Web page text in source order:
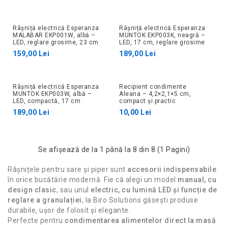
Râșniță electrică Esperanza
MALABAR EKP001W, albă –
LED, reglare grosime, 23 cm
159,00 Lei
Râșniță electrică Esperanza
MUNTOK EKP003K, neagră –
LED, 17 cm, reglare grosime
189,00 Lei
Râșniță electrică Esperanza
MUNTOK EKP003W, albă –
LED, compactă, 17 cm
189,00 Lei
Recipient condimente
Aleana – 4,2×2,1×5 cm,
compact și practic
10,00 Lei
Se afişează de la 1 până la 8 din 8 (1 Pagini)
Râșnițele pentru sare și piper sunt accesorii indispensabile
în orice bucătărie modernă. Fie că alegi un model manual, cu
design clasic, sau unul electric, cu lumină LED și funcție de
reglare a granulației, la Biro Solutions găsești produse
durabile, ușor de folosit și elegante.
Perfecte pentru condimentarea alimentelor direct la masă